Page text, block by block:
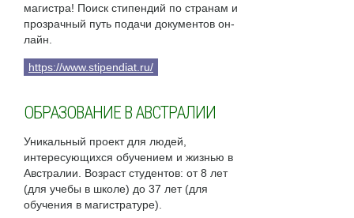
магистра! Поиск стипендий по странам и
прозрачный путь подачи документов он-
лайн.
https://www.stipendiat.ru/
ОБРАЗОВАНИЕ В АВСТРАЛИИ
Уникальный проект для людей,
интересующихся обучением и жизнью в
Австралии. Возраст студентов: от 8 лет
(для учебы в школе) до 37 лет (для
обучения в магистратуре).